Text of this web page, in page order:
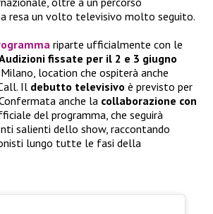
resa un volto televisivo molto seguito.
riparte ufficialmente con le
fissate per il 2 e 3 giugno
location che ospiterà anche
Il debutto televisivo è previsto per
anche la collaborazione con
del programma, che seguirà
salienti dello show, raccontando
lungo tutte le fasi della